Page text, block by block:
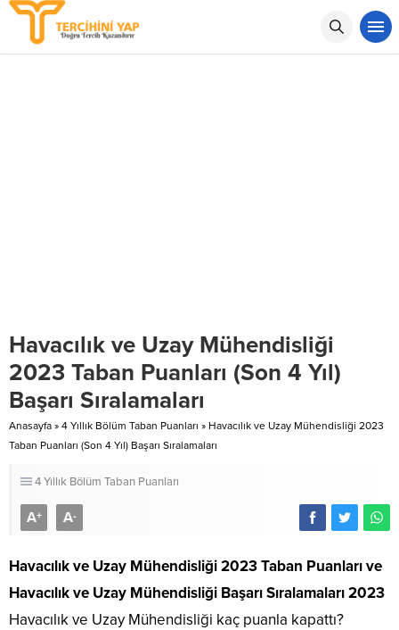
Havacılık ve Uzay Mühendisliği
2023 Taban Puanları (Son 4 Yıl)
Başarı Sıralamaları
Anasayfa » 4 Yıllık Bölüm Taban Puanları » Havacılık ve Uzay Mühendisliği 2023
Taban Puanları (Son 4 Yıl) Başarı Sıralamaları
4 Yıllık Bölüm Taban Puanları
A+ A-
Havacılık ve Uzay Mühendisliği 2023 Taban Puanlarıve
Havacılık ve Uzay Mühendisliği Başarı Sıralamaları 2023
Havacılık ve Uzay Mühendisliği kaç puanla kapattı?